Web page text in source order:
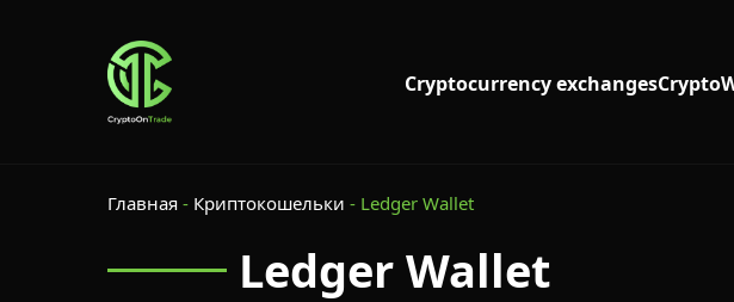
Cryptocurrency exchangesCrypto
Главная - Криптокошельки - Ledger Wallet
Ledger Wallet